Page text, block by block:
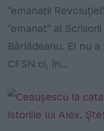
”emanații
”emanat” al
Bârlădeanu. El nu
CFSN ci, în...